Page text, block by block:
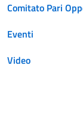
Comitato Pari
Eventi
Video